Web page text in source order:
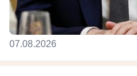
07.08.2026